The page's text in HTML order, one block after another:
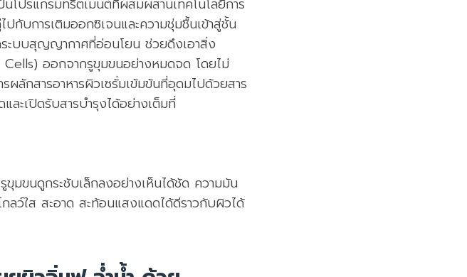
บการเติมออกซิเจนและความชุ่มชื้นเข้าสู่ชั้น
ะบบสุญญากาศที่อ่อนโยน ช่วยดึงเอาสิ่ง
ออกจากรูขุมขนอย่างหมดจด โดยไม่
ผลักสารอาหารผิวเซรั่มเข้มข้นที่อุดมไปด้วยสาร
ละเปิดรับสารบำรุงได้อย่างเต็มที่
มขนดูกระชับเล็กลงอย่างเห็นได้ชัด ความมัน
ลว์ใส สะอาด สะท้อนแสงแดดได้ดีราวกับผิวได้